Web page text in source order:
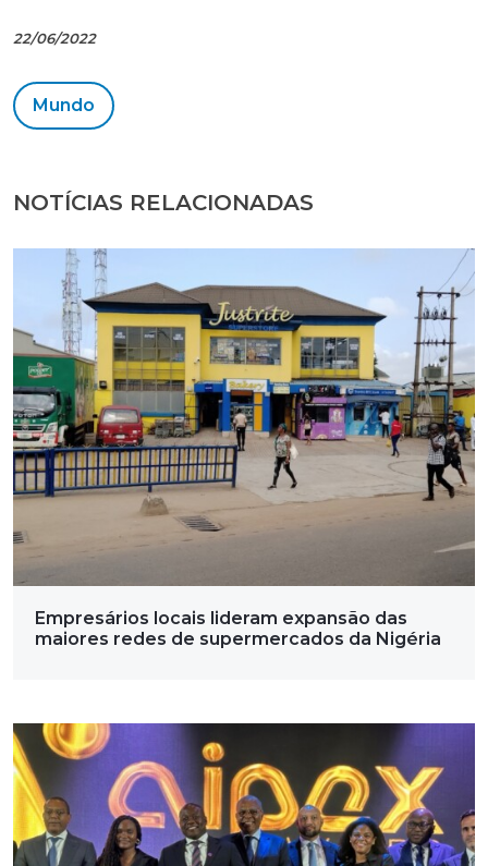
22/06/2022
Mundo
NOTÍCIAS RELACIONADAS
Empresários locais lideram expansão das
maiores redes de supermercados da Nigéria